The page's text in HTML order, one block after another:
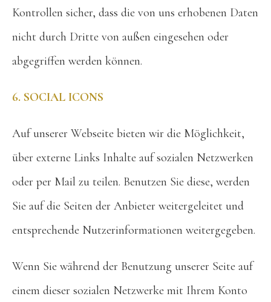
Kontrollen sicher, dass die von uns erhobenen Daten
nicht durch Dritte von außen eingesehen oder
abgegriffen werden können.
6. SOCIAL ICONS
Auf unserer Webseite bieten wir die Möglichkeit,
über externe Links Inhalte auf sozialen Netzwerken
oder per Mail zu teilen. Benutzen Sie diese, werden
Sie auf die Seiten der Anbieter weitergeleitet und
entsprechende Nutzerinformationen weitergegeben.
Wenn Sie während der Benutzung unserer Seite auf
einem dieser sozialen Netzwerke mit Ihrem Konto